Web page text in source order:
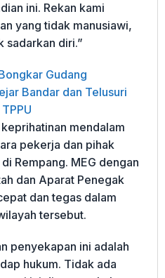
ini. Rekan kami
yang tidak manusiawi,
sadarkan diri.”
Gudang
Bandar dan Telusuri
mendalam
pekerja dan pihak
Rempang. MEG dengan
dan Aparat Penegak
dan tegas dalam
tersebut.
penyekapan ini adalah
hukum. Tidak ada